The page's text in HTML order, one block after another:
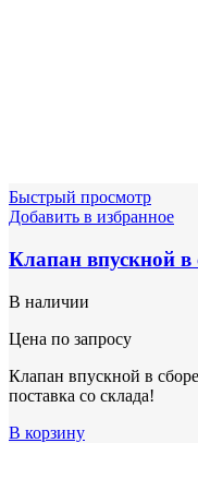
Быстрый просмотр
Добавить в избранное
Клапан впускной в
В наличии
Цена по запросу
Клапан впускной в
поставка со склада!
В корзину